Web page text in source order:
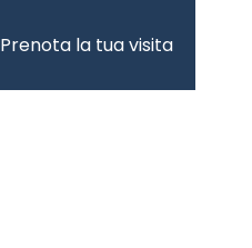
Prenota la tua visita